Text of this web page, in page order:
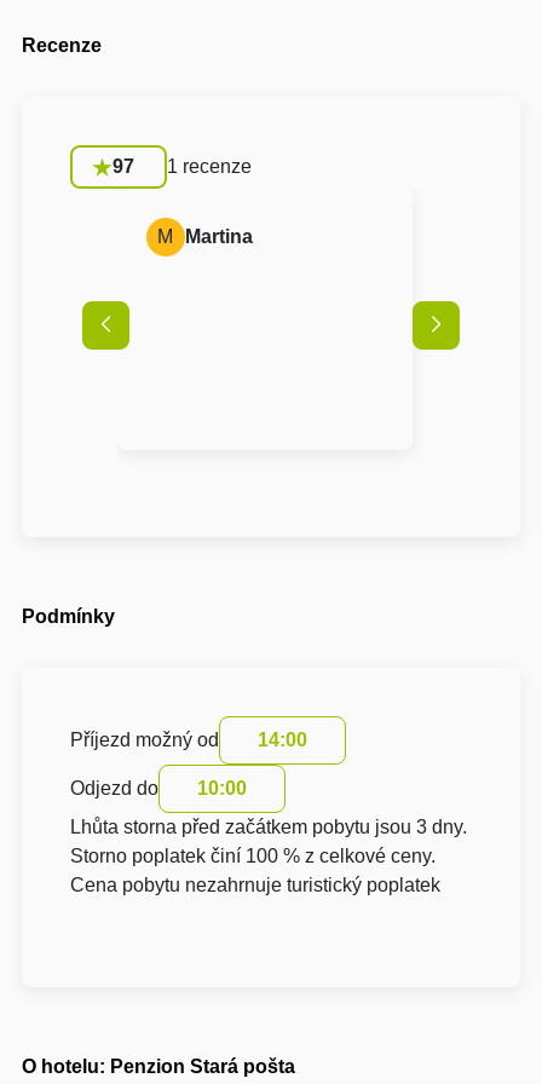
Recenze
97 1 recenze
M Martina
Podmínky
Příjezd možný od 14:00
Odjezd do
10:00
Lhůta storna před začátkem pobytu jsou 3 dny.
Storno poplatek činí 100 % z celkové ceny.
Cena pobytu nezahrnuje turistický poplatek
O hotelu: Penzion Stará pošta